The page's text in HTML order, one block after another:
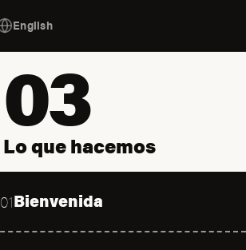
English
03
Lo que hacemos
01Bienvenida